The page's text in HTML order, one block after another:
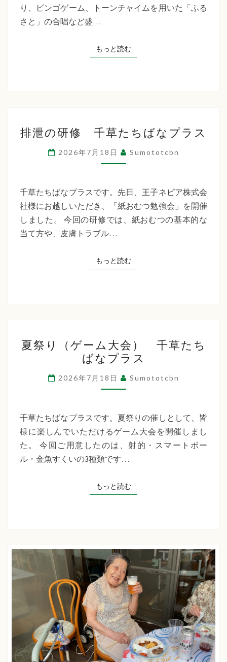
交
問
り、ビンゴゲーム、トーンチャイムを用いた「ふる
さと」の合唱など盛…
もっと読むもっと読む
泄
の
研
千
草
た
な
排泄の研修 千草たちばなプラス
2026年7月18日 Sumototcbn
千草たちばなプラスです。先日、王子ネピア株式会
社様にお越しいただき、「紙おむつ勉強会」を開催
しました。 今回の研修では、紙おむつの基本的な
当て方や、皮膚トラブル…
もっと読むもっと読む
祭
り
（ゲ
ー
大
会）
千
草
ち
ス
夏祭り（ゲーム大会） 千草たち
ばなプラス
2026年7月18日 Sumototcbn
千草たちばなプラスです。夏祭りの催しとして、皆
様に楽しんでいただけるゲーム大会を開催しまし
た。 今回ご用意したのは、射的・スマートボー
ル・金魚すくいの3種類です…
もっと読むもっと読む